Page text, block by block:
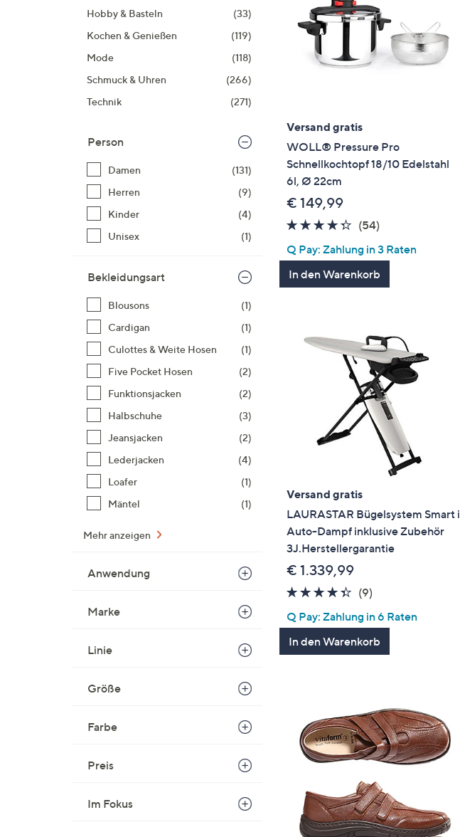
Sie
auf
Touch-
Geräten
rechts,
um
diese
anzuzeigen.
Hobby & Basteln
(33)
Kochen & Genießen
(119)
Mode
(118)
Schmuck & Uhren
(266)
Technik
(271)
Person
Damen
(131)
Herren
(9)
Kinder
(4)
Unisex
(1)
Bekleidungsart
Blousons
(1)
Cardigan
(1)
Culottes & Weite Hosen
(1)
Five Pocket Hosen
(2)
Funktionsjacken
(2)
Halbschuhe
(3)
Jeansjacken
(2)
Lederjacken
(4)
Loafer
(1)
Mäntel
(1)
Mehr anzeigen
Anwendung
Marke
Linie
Größe
Farbe
Preis
Im Fokus
Versand gratis
WOLL® Pressure Pro
Schnellkochtopf 18/10 Edelstahl
6l, Ø 22cm
€ 149,99
4.3
5
(54)54
Q Pay: Zahlung in 3 Raten
In den Warenkorb
Versand gratis
LAURASTAR Bügelsystem Smart i
Auto-Dampf inklusive Zubehör
3J.Herstellergarantie
€ 1.339,99
4.3
5
(9)9
Q Pay: Zahlung in 6 Raten
In den Warenkorb